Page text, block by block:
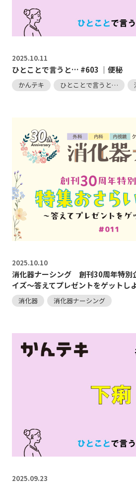
2025.10.11
ひとことで言うと… #603 ｜便秘
かんテキ ひとことで言うと…
2025.10.10
消化器ナーシング 創刊30周年特
イズ～答えてプレゼントをゲットし
消化器 消化器ナーシング
2025.09.23